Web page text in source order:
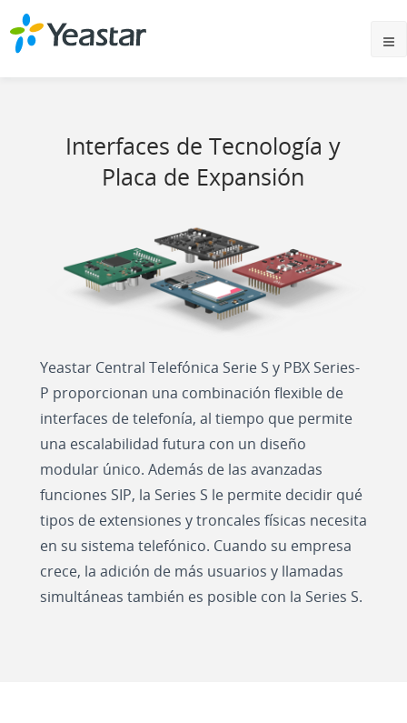
Interfaces de Tecnología y
Placa de Expansión
Yeastar Central Telefónica Serie S y PBX Series-
P proporcionan una combinación flexible de
interfaces de telefonía, al tiempo que permite
una escalabilidad futura con un diseño
modular único. Además de las avanzadas
funciones SIP, la Series S le permite decidir qué
tipos de extensiones y troncales físicas necesita
en su sistema telefónico. Cuando su empresa
crece, la adición de más usuarios y llamadas
simultáneas también es posible con la Series S.